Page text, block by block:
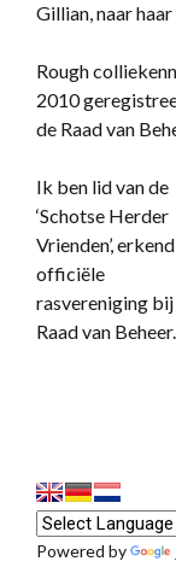
Gillian, naar
Rough
2010
de Raad van
Ik ben lid van de
‘Schotse Herder
Vrienden’,
officiële
rasvereniging bij
Raad van Beheer.
Powered by